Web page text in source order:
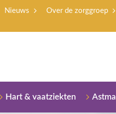
Nieuws Over de zorggroep
Hart & vaatziekten Astma